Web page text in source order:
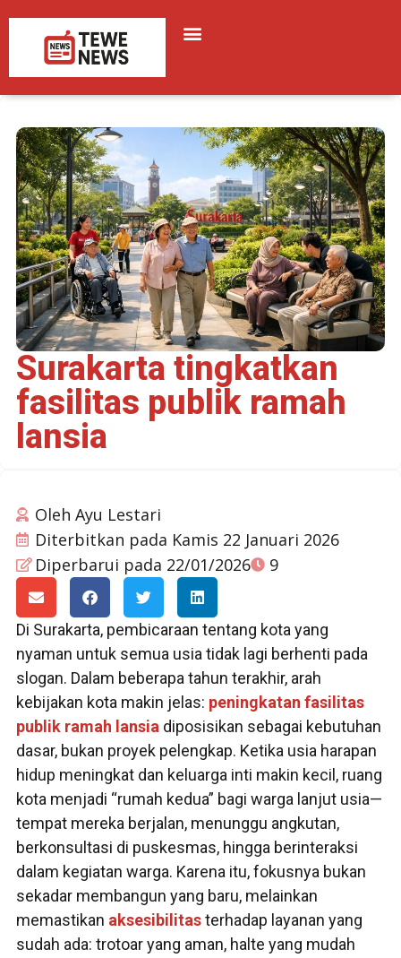
Surakarta tingkatkan
fasilitas publik ramah
lansia
Oleh Ayu Lestari
Diterbitkan pada Kamis 22 Januari 2026
Diperbarui pada 22/01/2026
9
Di Surakarta, pembicaraan tentang kota yang
nyaman untuk semua usia tidak lagi berhenti pada
slogan. Dalam beberapa tahun terakhir, arah
kebijakan kota makin jelas: peningkatan fasilitas
publik ramah lansia diposisikan sebagai kebutuhan
dasar, bukan proyek pelengkap. Ketika usia harapan
hidup meningkat dan keluarga inti makin kecil, ruang
kota menjadi “rumah kedua” bagi warga lanjut usia—
tempat mereka berjalan, menunggu angkutan,
berkonsultasi di puskesmas, hingga berinteraksi
dalam kegiatan warga. Karena itu, fokusnya bukan
sekadar membangun yang baru, melainkan
memastikan aksesibilitasterhadap layanan yang
sudah ada: trotoar yang aman, halte yang mudah